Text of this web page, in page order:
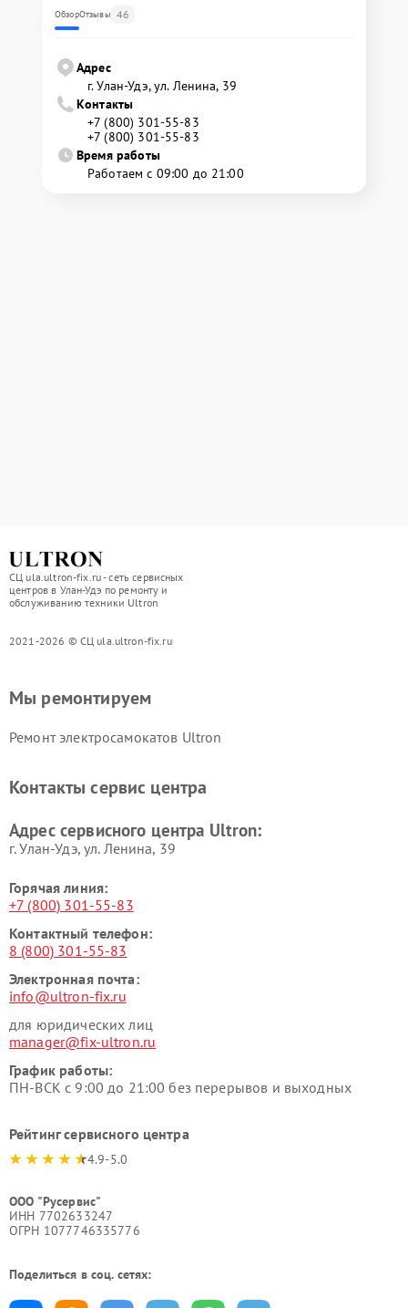
ОбзорОтзывы 46
Адрес
г. Улан-Удэ, ул. Ленина, 39
Контакты
+7 (800) 301-55-83
+7 (800) 301-55-83
Время работы
Работаем с 09:00 до 21:00
СЦ ula.ultron-fix.ru - сеть сервисных
центров в Улан-Удэ по ремонту и
обслуживанию техники Ultron
2021-2026 © СЦ ula.ultron-fix.ru
Мы ремонтируем
Ремонт электросамокатов Ultron
Контакты сервис центра
Адрес сервисного центра Ultron:
г. Улан-Удэ, ул. Ленина, 39
Горячая линия:
+7 (800) 301-55-83
Контактный телефон:
8 (800) 301-55-83
Электронная почта:
info@ultron-fix.ru
для юридических лиц
manager@fix-ultron.ru
График работы:
ПН-ВСК с 9:00 до 21:00 без перерывов и выходных
Рейтинг сервисного центра
4.9-5.0
ООО "Русервис"
ИНН 7702633247
ОГРН 1077746335776
Поделиться в соц. сетях: